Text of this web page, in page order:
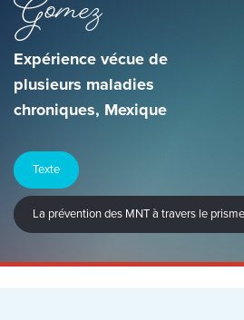
Expérience vécue de
plusieurs maladies
chroniques, Mexique
Texte
La prévention des MNT à travers le